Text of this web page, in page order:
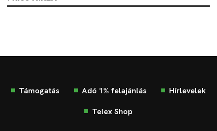
Támogatás Adó 1% felajánlás Hírlevelek
Telex Shop